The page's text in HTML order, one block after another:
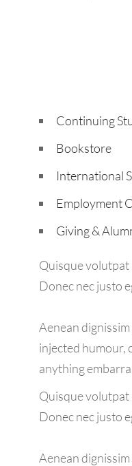
Continuing
Bookstore
International
Employment
Giving &
Quisque volutpat
Donec nec justo
Aenean
injected humour,
anything
Quisque volutpat
Donec nec justo
Aenean